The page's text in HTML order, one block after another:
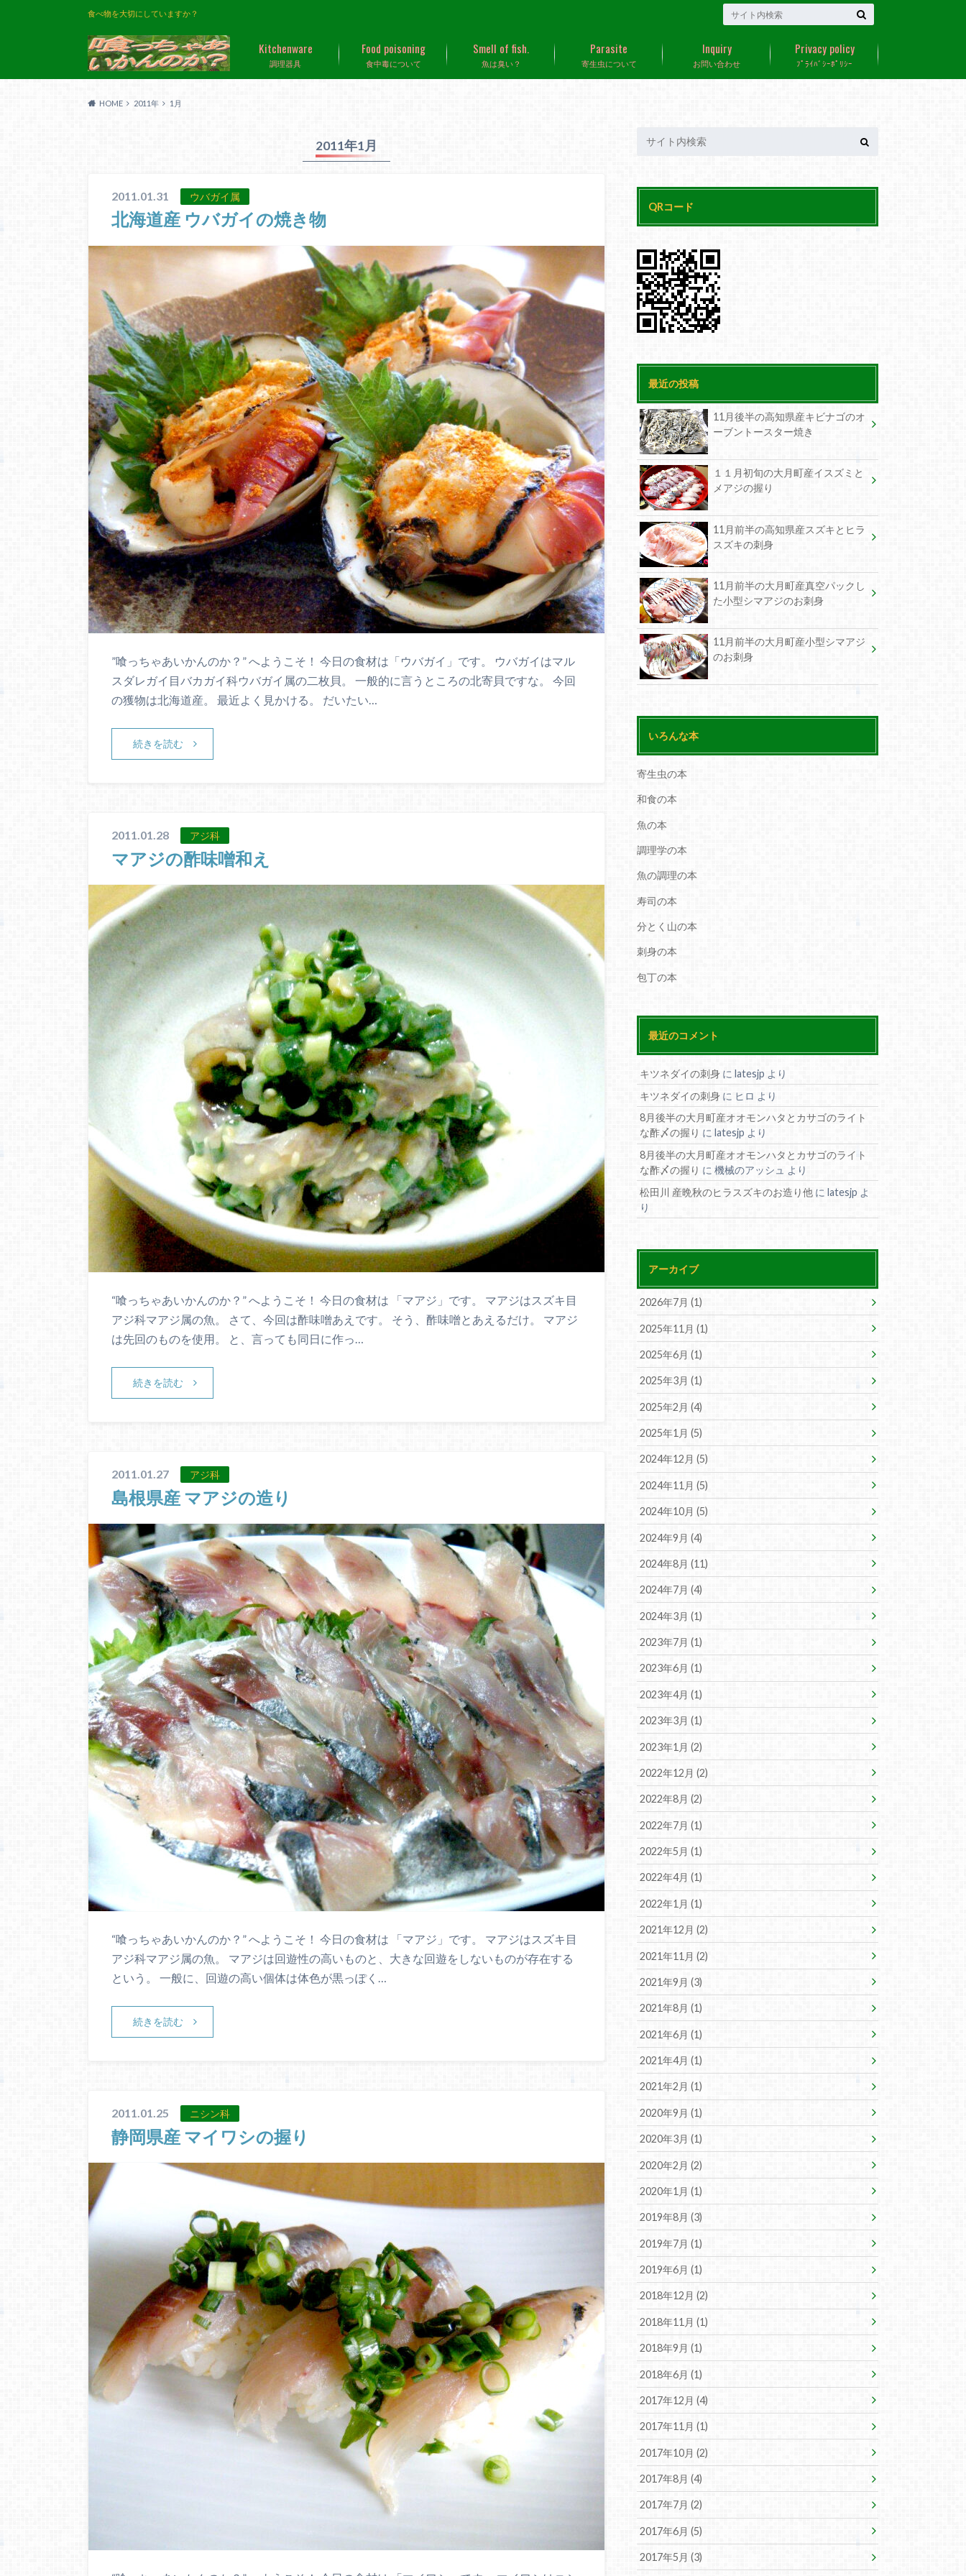
食べ物を大切にしていますか？
調理器具
Kitchenware
食中毒について
Food poisoning
魚は臭い？
Smell of fish.
寄生虫について
Parasite
お問い合わせ
Inquiry
ﾌﾟﾗｲﾊﾞｼｰﾎﾟﾘｼｰ
Privacy policy
HOME 2011年 1月
2011年1月
2011.01.31 ウバガイ属
北海道産 ウバガイの焼き物
”喰っちゃあいかんのか？” へようこそ！ 今日の食材は「ウバガイ」です。 ウバガイはマル
スダレガイ目バカガイ科ウバガイ属の二枚貝。 一般的に言うところの北寄貝ですな。 今回
の獲物は北海道産。 最近よく見かける。 だいたい…
続きを読む
2011.01.28 アジ科
マアジの酢味噌和え
“喰っちゃあいかんのか？” へようこそ！ 今日の食材は 「マアジ」です。 マアジはスズキ目
アジ科マアジ属の魚。 さて、今回は酢味噌あえです。 そう、酢味噌とあえるだけ。 マアジ
は先回のものを使用。 と、言っても同日に作っ…
続きを読む
2011.01.27 アジ科
島根県産 マアジの造り
“喰っちゃあいかんのか？” へようこそ！ 今日の食材は 「マアジ」です。 マアジはスズキ目
アジ科マアジ属の魚。 マアジは回遊性の高いものと、大きな回遊をしないものが存在する
という。 一般に、回遊の高い個体は体色が黒っぽく…
続きを読む
2011.01.25 ニシン科
静岡県産 マイワシの握り
QRコード
最近の投稿
11月後半の高知県産キビナゴのオ
ーブントースター焼き
１１月初旬の大月町産イスズミと
メアジの握り
11月前半の高知県産スズキとヒラ
スズキの刺身
11月前半の大月町産真空パックし
た小型シマアジのお刺身
11月前半の大月町産小型シマアジ
のお刺身
いろんな本
寄生虫の本
和食の本
魚の本
調理学の本
魚の調理の本
寿司の本
分とく山の本
刺身の本
包丁の本
最近のコメント
キツネダイの刺身 にlatesjp より
キツネダイの刺身 に ヒロ より
8月後半の大月町産オオモンハタとカサゴのライト
な酢〆の握り にlatesjp より
8月後半の大月町産オオモンハタとカサゴのライト
な酢〆の握り に機械のアッシュ より
松田川 産晩秋のヒラスズキのお造り他 にlatesjp よ
り
アーカイブ
2026年7月 (1)
2025年11月 (1)
2025年6月 (1)
2025年3月 (1)
2025年2月 (4)
2025年1月 (5)
2024年12月 (5)
2024年11月 (5)
2024年10月 (5)
2024年9月 (4)
2024年8月 (11)
2024年7月 (4)
2024年3月 (1)
2023年7月 (1)
2023年6月 (1)
2023年4月 (1)
2023年3月 (1)
2023年1月 (2)
2022年12月 (2)
2022年8月 (2)
2022年7月 (1)
2022年5月 (1)
2022年4月 (1)
2022年1月 (1)
2021年12月 (2)
2021年11月 (2)
2021年9月 (3)
2021年8月 (1)
2021年6月 (1)
2021年4月 (1)
2021年2月 (1)
2020年9月 (1)
2020年3月 (1)
2020年2月 (2)
2020年1月 (1)
2019年8月 (3)
2019年7月 (1)
2019年6月 (1)
2018年12月 (2)
2018年11月 (1)
2018年9月 (1)
2018年6月 (1)
2017年12月 (4)
2017年11月 (1)
2017年10月 (2)
2017年8月 (4)
2017年7月 (2)
2017年6月 (5)
2017年5月 (3)